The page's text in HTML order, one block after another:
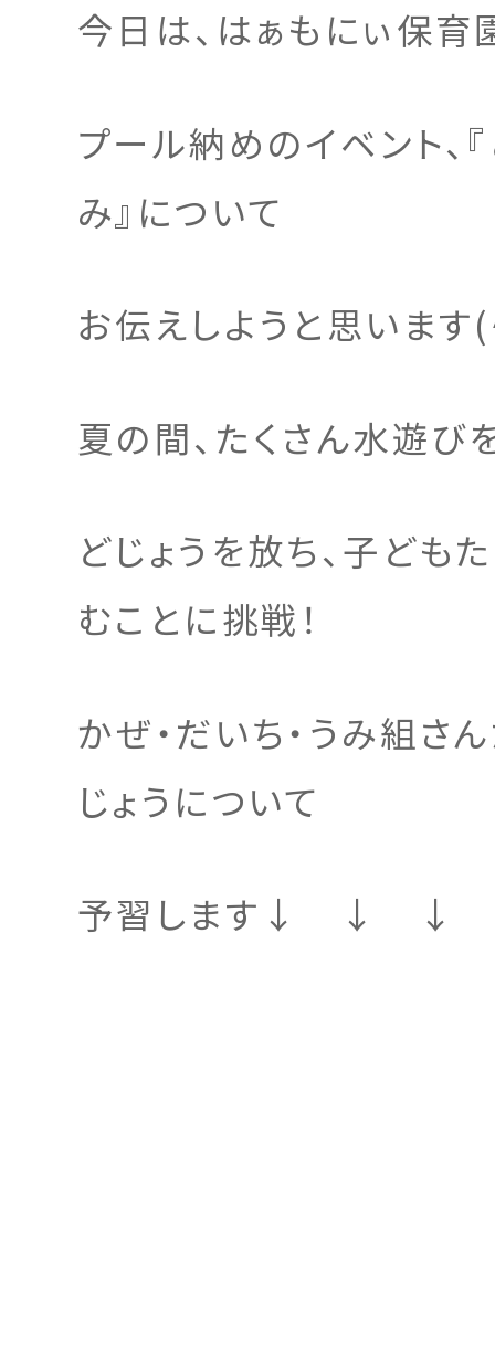
今日は、はぁもにぃ保
プール納めのイベント、
み』について
お伝えしようと思いま
夏の間、たくさん水遊び
どじょうを放ち、子ども
むことに挑戦！
かぜ・だいち・うみ組さ
じょうについて
予習します↓ ↓ ↓